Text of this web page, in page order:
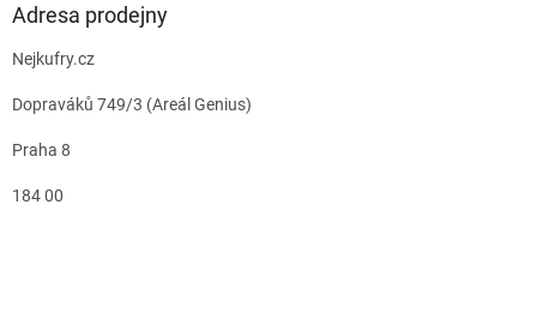
Adresa prodejny
Nejkufry.cz
Dopraváků 749/3 (Areál Genius)
Praha 8
184 00